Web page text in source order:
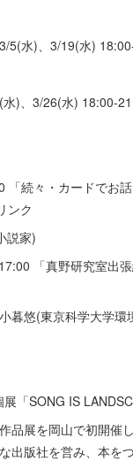
5(水)、3/19(水)
)、3/26(水) 18:00-
「続々・カードでお
ンク
説家)
「真野研究室出
暮悠(東京科学大学環
「SONG IS
品展を岡山で初開催
出版社を営み、本を